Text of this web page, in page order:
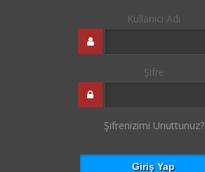
Kullanıcı Adı
Şifre
Şifrenizimi Unuttunuz?